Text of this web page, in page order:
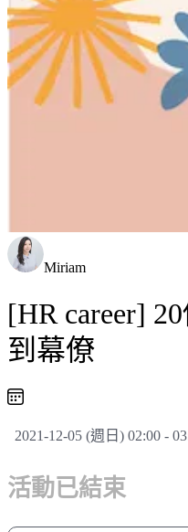
Miriam
[HR career]
到幕僚
2021-12-05 (週日) 02:00 -
活動已結束